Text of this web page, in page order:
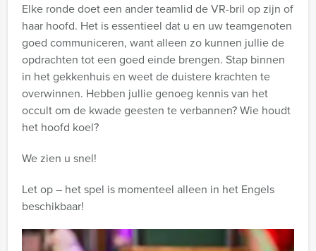
Elke ronde doet een ander teamlid de VR-bril op zijn of
haar hoofd. Het is essentieel dat u en uw teamgenoten
goed communiceren, want alleen zo kunnen jullie de
opdrachten tot een goed einde brengen. Stap binnen
in het gekkenhuis en weet de duistere krachten te
overwinnen. Hebben jullie genoeg kennis van het
occult om de kwade geesten te verbannen? Wie houdt
het hoofd koel?
We zien u snel!
Let op – het spel is momenteel alleen in het Engels
beschikbaar!